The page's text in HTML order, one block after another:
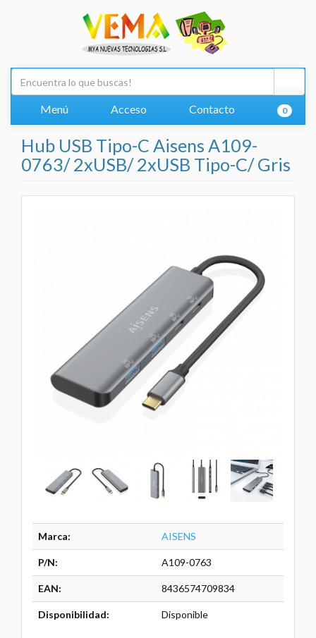
Menú Acceso Contacto 0
Hub USB Tipo-C Aisens A109-
0763/ 2xUSB/ 2xUSB Tipo-C/ Gris
Marca: AISENS
P/N: A109-0763
EAN: 8436574709834
Disponibilidad: Disponible